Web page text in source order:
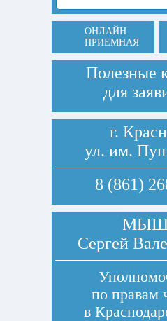
ОНЛАЙН
ПРИЕМНАЯ
Полезные
для
г.
ул. им.
8 (861)
Сергей
по правам
в